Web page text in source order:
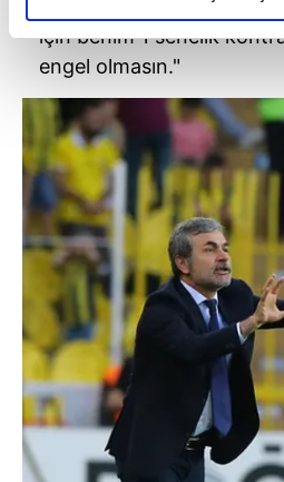
elimizden gelen çabayı
reklamların maliyetlerimizi
kalemimiz olduğunu sizlere
Her halükârda, kullanıcılar, bu
takdirde, kullanıcılara hedefli
gösterilmeyecektir."
Sizlere daha iyi bir hizmet
Sitemizde kendimize ve üçüncü
kullanılmaktadır. Bu çerezler
verileriniz işlenmekte olup
toplumu hizmetlerinin sunulması
kullanılmaktadır. Diğer çerezler,
kılınması ve kişiselleştirilmesi ve
reklam/pazarlama faaliyetlerinin
sınırlı olarak açık rızanız
Seçim öncesi hem
için benim 1 senelik
engel olmasın."